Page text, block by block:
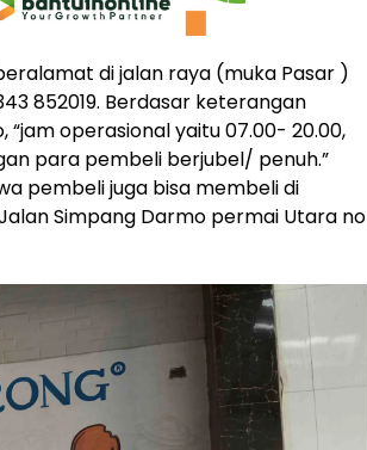
di jalan raya (muka Pasar )
852019. Berdasar keterangan
operasional yaitu 07.00- 20.00,
para pembeli berjubel/ penuh.”
pembeli juga bisa membeli di
Simpang Darmo permai Utara no